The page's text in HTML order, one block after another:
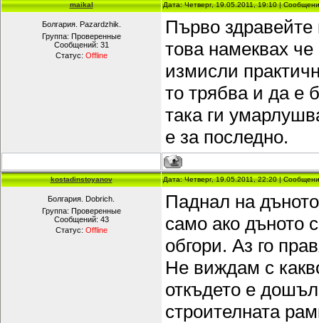
maikal Дата: Четверг, 19.05.2011, 19:10 |
Болгария. Pazardzhik.
Группа: Проверенные
Сообщений: 31
Статус: Offline
Първо здравейте
това намеквах
измисли
то трябва и да е
така ги
е за последно.
kostadinstoyanov Дата: Четверг, 19.05.2011, 22:20 |
Болгария. Dobrich.
Группа: Проверенные
Сообщений: 43
Статус: Offline
Паднал на
само ако дъното
обгори. Аз го
Не виждам с
откъдето е
строителната